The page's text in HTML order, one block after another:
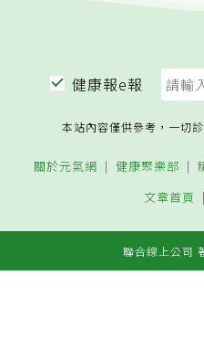
健康報e報
本站內容僅供參考，一切
關於元氣網 健康聚樂部
文章首頁
聯合線上公司